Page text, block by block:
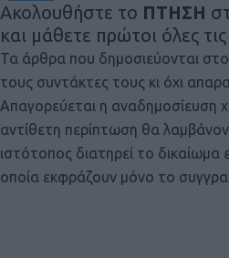
Ακολουθήστε το ΠΤΗΣΗ
και μάθετε πρώτοι όλες τις
Τα άρθρα που δημοσιεύονται
τους συντάκτες τους κι όχι
Απαγορεύεται η αναδημοσίευση
αντίθετη περίπτωση θα
ιστότοπος διατηρεί το
οποία εκφράζουν μόνο το